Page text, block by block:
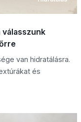
válasszunk
van hidratálásra.
és